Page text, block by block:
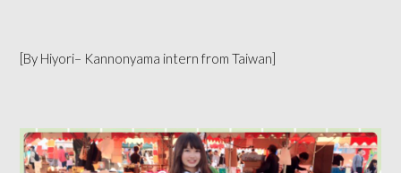
[By Hiyori– Kannonyama intern from Taiwan]